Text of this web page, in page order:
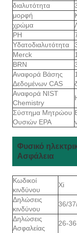
διαλυτότητα
μορφή
χρώμα
PH
Υδατοδιαλυτότητα
Merck
BRN
Αναφορά Βάσης
Δεδομένων CAS
Αναφορά NIST
Chemistry
Σύστημα Μητρώου
Ουσιών EPA
Φυσικό
Ασφάλεια
Κωδικοί
κινδύνου
Xi
Δηλώσεις
κινδύνου
36/
Δηλώσεις
Ασφαλείας
26-